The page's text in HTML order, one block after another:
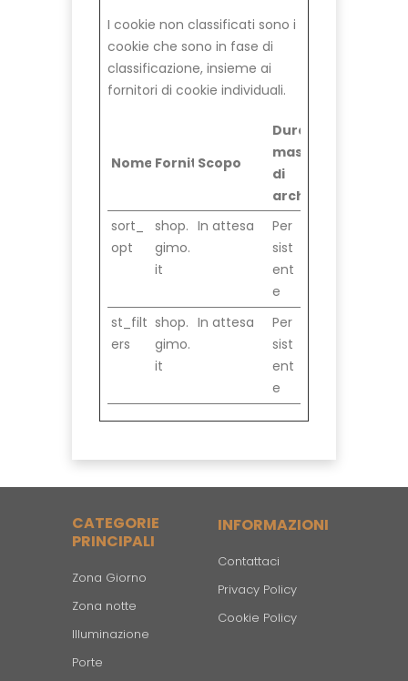
I cookie non classificati sono i
cookie che sono in fase di
classificazione, insieme ai
fornitori di cookie individuali.
Nome FornitoreScopo
Durata
massima
di
archiviazione
sort_
opt
shop.
gimo.
it
In attesa
Per
sist
ent
e
st_filt
ers
shop.
gimo.
it
In attesa
Per
sist
ent
e
CATEGORIE
PRINCIPALI
Zona Giorno
Zona notte
Illuminazione
Porte
INFORMAZIONI
Contattaci
Privacy Policy
Cookie Policy